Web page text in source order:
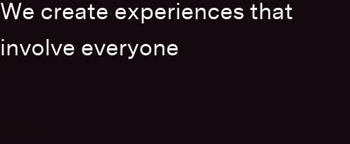
We create experiences that
involve everyone